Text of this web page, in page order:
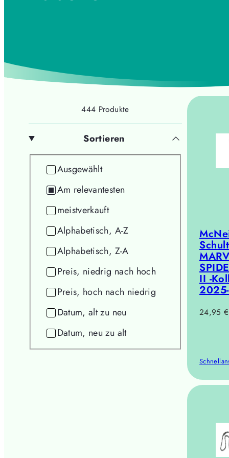
444 Produkte
Sortieren
Sortieren
Ausgewählt
Am relevantesten
meistverkauft
Alphabetisch, A-Z
Alphabetisch, Z-A
Preis, niedrig nach hoch
Preis, hoch nach niedrig
Datum, alt zu neu
Datum, neu zu alt
II -
2025-
Regulärer
24,95 €